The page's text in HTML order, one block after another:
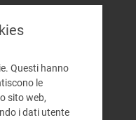
Questi hanno
le
sito web,
i dati utente